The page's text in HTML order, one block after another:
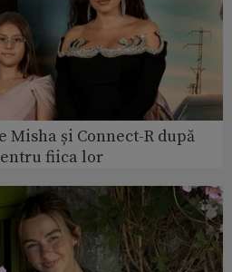
și Connect-R după
fiica lor